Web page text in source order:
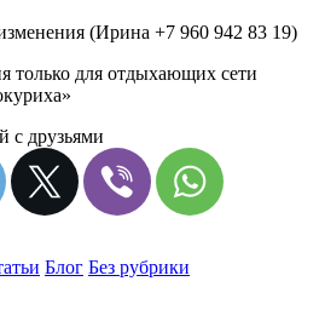
(Ирина +7 960 942 83 19)
только для отдыхающих сети
с друзьями
Блог Без рубрики